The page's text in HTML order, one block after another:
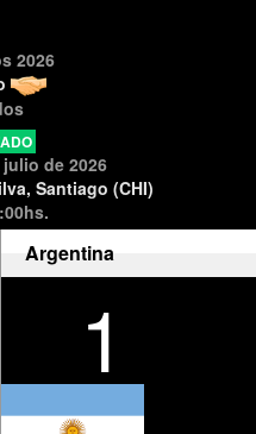
2026
de 2026
Santiago (CHI)
Argentina
1